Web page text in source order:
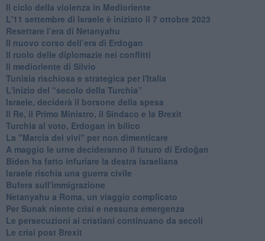
Il ciclo della violenza in Medioriente
L'11 settembre di Israele è iniziato il 7 ottobre 2023
Resettare l’era di Netanyahu
​Il nuovo corso dell’era di Erdogan
Il ruolo delle diplomazie nei conflitti
Il medioriente di Silvio
Tunisia rischiosa e strategica per l'Italia
L'inizio del “secolo della Turchia”
Israele, deciderà il borsone della spesa
Il Re, il Primo Ministro, il Sindaco e la Brexit
Turchia al voto, Erdogan in bilico
La "Marcia dei vivi" per non dimenticare
A maggio le urne decideranno il futuro di Erdoğan
Biden ha fatto infuriare la destra israeliana
Israele rischia una guerra civile
Bufera sull'immigrazione
Netanyahu a Roma, un viaggio complicato
Per Sunak niente crisi e nessuna emergenza
Le persecuzioni ai cristiani continuano da secoli
Le crisi post Brexit